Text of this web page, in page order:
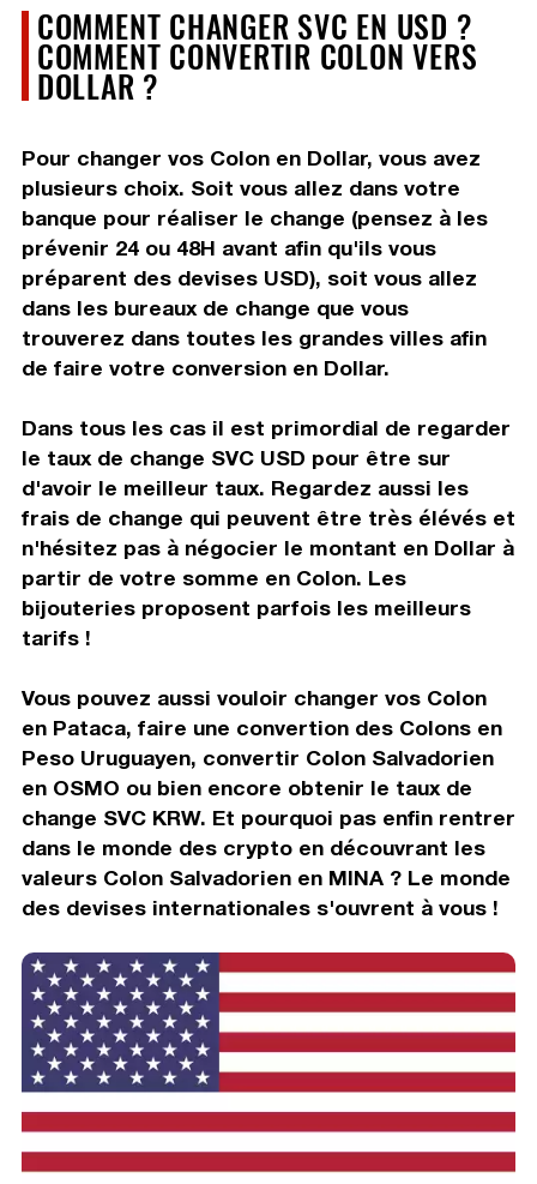
COMMENT CHANGER SVC EN USD ?
COMMENT CONVERTIR COLON VERS
DOLLAR ?
Pour changer vos Colon en Dollar, vous avez
plusieurs choix. Soit vous allez dans votre
banque pour réaliser le change (pensez à les
prévenir 24 ou 48H avant afin qu'ils vous
préparent des devises USD), soit vous allez
dans les bureaux de change que vous
trouverez dans toutes les grandes villes afin
de faire votre conversion en Dollar.
Dans tous les cas il est primordial de regarder
le taux de change SVC USD pour être sur
d'avoir le meilleur taux. Regardez aussi les
frais de change qui peuvent être très élévés et
n'hésitez pas à négocier le montant en Dollar à
partir de votre somme en Colon. Les
bijouteries proposent parfois les meilleurs
tarifs !
Vous pouvez aussi vouloir changer vos Colon
en Pataca, faire une convertion des Colons en
Peso Uruguayen, convertir Colon Salvadorien
en OSMO ou bien encore obtenir le taux de
change SVC KRW. Et pourquoi pas enfin rentrer
dans le monde des crypto en découvrant les
valeurs Colon Salvadorien en MINA ? Le monde
des devises internationales s'ouvrent à vous !